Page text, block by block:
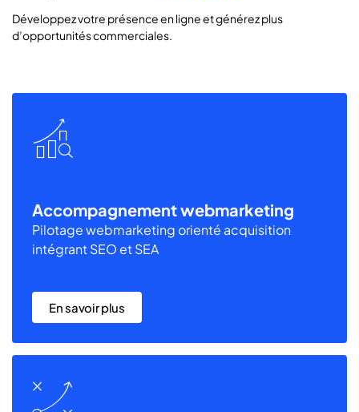
Développez votre présence en ligne et générez plus
d’opportunités commerciales.
Accompagnement webmarketing
Pilotage webmarketing orienté acquisition
intégrant SEO et SEA
En savoir plus